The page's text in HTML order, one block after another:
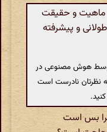
و حقیقت
و پیشرفته
هوش مصنوعی در
نظرتان نادرست است
بس است